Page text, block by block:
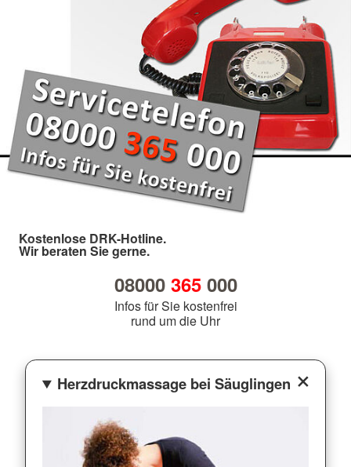
Kostenlose DRK-Hotline.
Wir beraten Sie gerne.
08000 365000
Infos für Sie kostenfrei
rund um die Uhr
Herzdruckmassage bei Säuglingen